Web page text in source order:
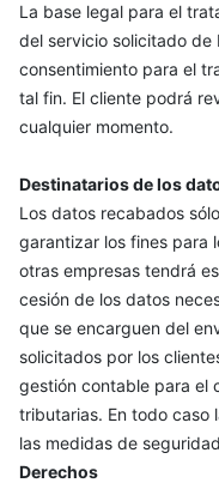
La base legal para el
del servicio solicitado de
consentimiento para el
tal fin. El cliente podrá
cualquier momento.
Destinatarios de los
Los datos recabados
garantizar los fines para
otras empresas tendrá
cesión de los datos
que se encarguen del
solicitados por los
gestión contable para el
tributarias. En todo caso
las medidas de
Derechos